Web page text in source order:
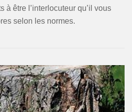
à être l’interlocuteur qu’il vous
selon les normes.